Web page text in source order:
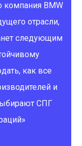
компания BMW
отрасли,
следующим
как все
и
СПГ